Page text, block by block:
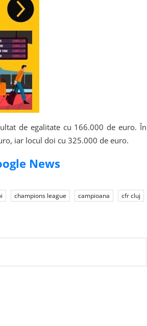
de egalitate cu 166.000 de euro. În
iar locul doi cu 325.000 de euro.
News
champions league campioana
cfr cluj